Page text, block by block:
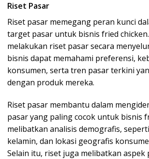
Riset Pasar
Riset pasar memegang peran kunci
target pasar untuk bisnis fried
melakukan riset pasar secara
bisnis dapat memahami preferensi,
konsumen, serta tren pasar terkini
dengan produk mereka.
Riset pasar membantu dalam
pasar yang paling cocok untuk bisnis
melibatkan analisis demografis,
kelamin, dan lokasi geografis
Selain itu, riset juga melibatkan aspek